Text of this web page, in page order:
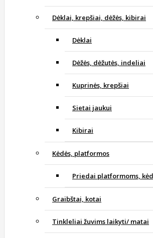
Dėklai, krepšiai, dėžės, kibirai
Dėklai
Dėžės, dėžutės, indeliai
Kuprinės, krepšiai
Sietai jaukui
Kibirai
Kėdės, platformos
Priedai platformoms,
Graibštai, kotai
Tinkleliai žuvims laikyti/ matai